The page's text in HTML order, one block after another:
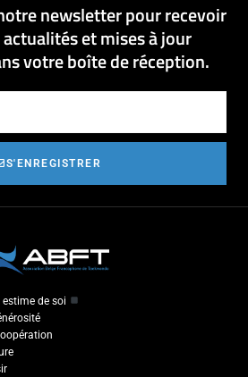
newsletter pour recevoir
et mises à jour
votre boîte de réception.
S'ENREGISTRER
estime de soi